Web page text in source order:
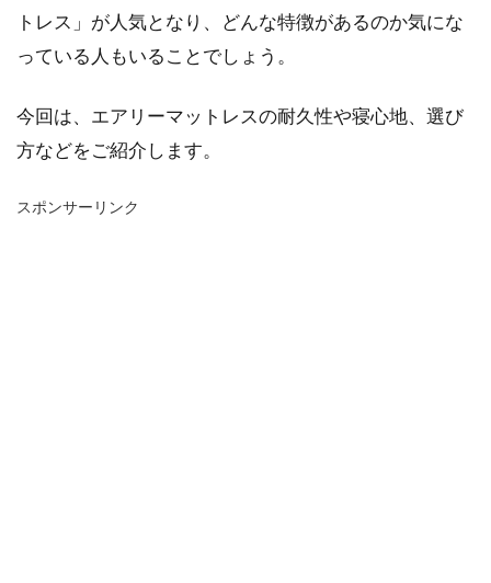
トレス」が人気となり、どんな特徴があるのか気にな
っている人もいることでしょう。
今回は、エアリーマットレスの耐久性や寝心地、選び
方などをご紹介します。
スポンサーリンク